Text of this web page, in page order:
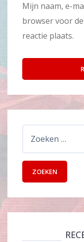
Mijn naam, e-
browser voor
reactie plaats.